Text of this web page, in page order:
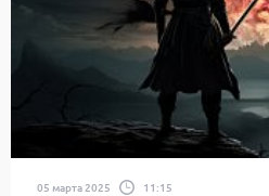
05 марта 2025 11:15